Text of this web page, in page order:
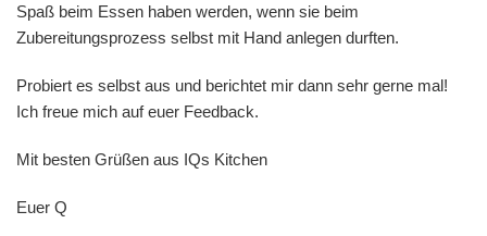
Spaß beim Essen haben werden, wenn sie beim
Zubereitungsprozess selbst mit Hand anlegen durften.
Probiert es selbst aus und berichtet mir dann sehr gerne mal!
Ich freue mich auf euer Feedback.
Mit besten Grüßen aus IQs Kitchen
Euer Q